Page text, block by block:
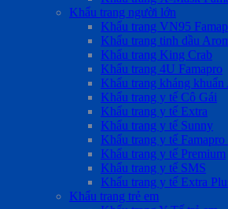
Khẩu trang người lớn
Khẩu trang VN95
Khẩu trang tinh dầu
Khẩu trang King Crab
Khẩu trang 4U Famapro
Khẩu trang kháng
Khẩu trang y tế Cô Gái
Khẩu trang y tế Extra
Khẩu trang y tế Sunny
Khẩu trang y tế
Khẩu trang y tế Premium
Khẩu trang y tế SMS
Khẩu trang y tế Extra
Khẩu trang trẻ em